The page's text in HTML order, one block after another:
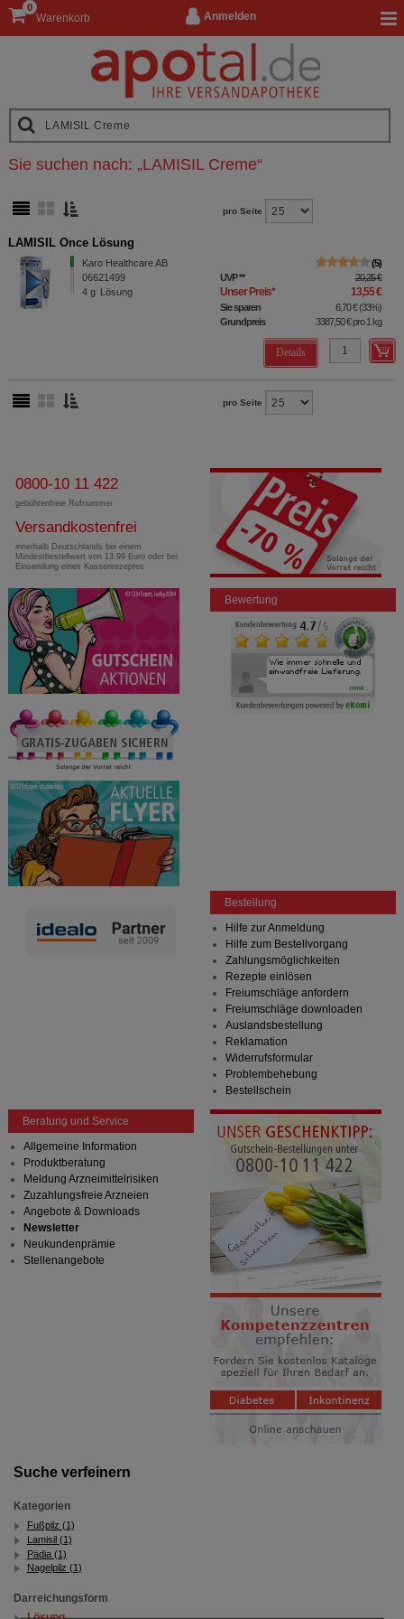
Anmelden
Warenkorb
0
Suche verfeinern
Kategorien
Fußpilz (1)
Lamisil (1)
Pädia (1)
Nagelpilz (1)
Darreichungsform
Sie suchen nach: „LAMISIL Creme“
pro Seite
LAMISIL Once Lösung
Karo Healthcare AB
06621499
4 g Lösung
5
UVP** 20,25 €
Unser Preis* 13,55 €
Sie sparen 6,70 €(33%)
Grundpreis
3387,50 €pro 1 kg
Details
pro Seite
0800-10 11 422
gebührenfreie Rufnummer
Versandkostenfrei
innerhalb Deutschlands bei einem
Mindestbestellwert von 13,99 Euro oder bei
Einsendung eines Kassenrezeptes
Bewertung
Bestellung
Hilfe zur Anmeldung
Hilfe zum Bestellvorgang
Zahlungsmöglichkeiten
Rezepte einlösen
Freiumschläge anfordern
Freiumschläge downloaden
Auslandsbestellung
Reklamation
Widerrufsformular
Problembehebung
Bestellschein
Beratung und Service
Allgemeine Information
Produktberatung
Meldung Arzneimittelrisiken
Zuzahlungsfreie Arzneien
Angebote & Downloads
Newsletter
Neukundenprämie
Stellenangebote